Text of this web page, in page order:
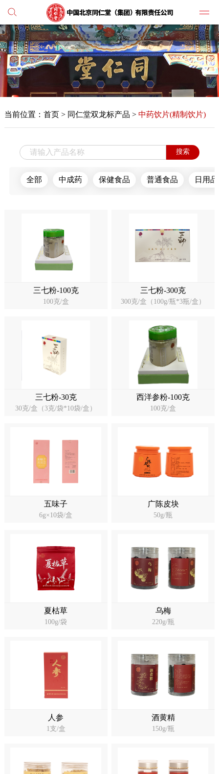
党建
媒体
人才
历史
当前位置： 首页> 同仁堂双龙标产品 > 中药饮片(精制饮片)
全部 中成药 保健食品 普通食品 日用品
搜索
三七粉-100克
100克/盒
三七粉-300克
300克/盒（100g/瓶*3瓶/盒）
三七粉-30克
30克/盒（3克/袋*10袋/盒）
西洋参粉-100克
100克/盒
五味子
6g×10袋/盒
广陈皮块
50g/瓶
夏枯草
100g/袋
乌梅
220g/瓶
人参
1支/盒
酒黄精
150g/瓶